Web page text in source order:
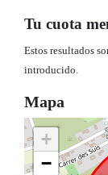
Tu cuota
Estos resultados
introducido.
Mapa
+
−